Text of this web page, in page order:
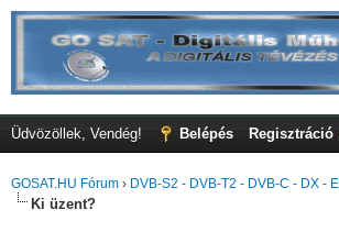
Üdvözöllek, Vendég! Belépés Regisztráció
GOSAT.HU Fórum › DVB-S2 - DVB-T2 - DVB-C - DX -
Ki üzent?